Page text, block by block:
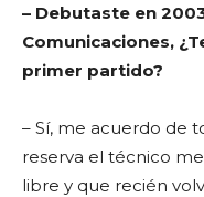
– Debutaste en
Comunicaciones,
primer partido?
– Sí, me acuerdo de
reserva el técnico
libre y que recién